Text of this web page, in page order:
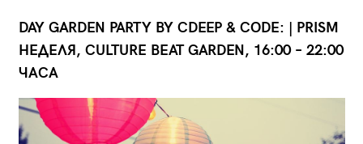
DAY GARDEN PARTY BY CDEEP & CODE: | PRISM
НЕДЕЛЯ, CULTURE BEAT GARDEN, 16:00 – 22:00
ЧАСА